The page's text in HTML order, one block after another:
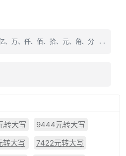
、万、仟、佰、拾、元、角、分 ..
转大写
9444元转大写
转大写
7422元转大写